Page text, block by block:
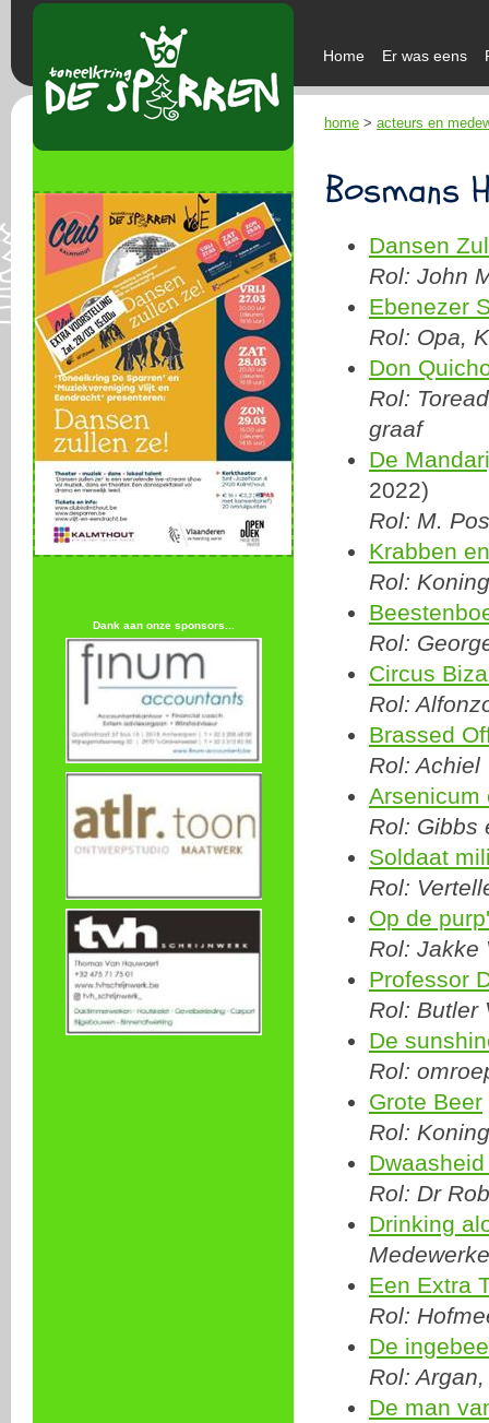
Home Er was eens
home > acteurs en
Dank aan onze sponsors...
Bosmans
Dansen
Rol: John
Ebenezer
Rol: Opa,
Don
Rol:
graaf
De
2022)
Rol: M.
Krabben
Rol:
Rol:
Circus
Rol:
Brassed
Rol: Achiel
Arsenicum
Rol: Gibbs
Soldaat
Rol:
Op de
Rol: Jakke
Professor
Rol: Butler
De
Rol:
Grote Beer
Rol: Koning
Rol: Dr
Drinking
Een Extra
Rol:
De
Rol:
De man